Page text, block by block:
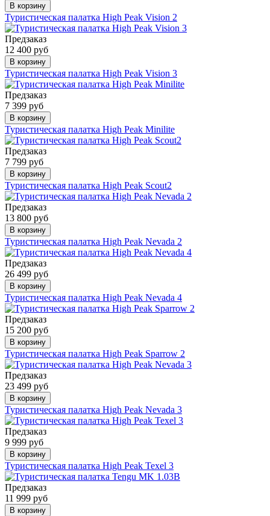
В корзину
Туристическая палатка High Peak Vision 2
Предзаказ
12 400 руб
В корзину
Туристическая палатка High Peak Vision 3
Предзаказ
7 399 руб
В корзину
Туристическая палатка High Peak Minilite
Предзаказ
7 799 руб
В корзину
Туристическая палатка High Peak Scout2
Предзаказ
13 800 руб
В корзину
Туристическая палатка High Peak Nevada 2
Предзаказ
26 499 руб
В корзину
Туристическая палатка High Peak Nevada 4
Предзаказ
15 200 руб
В корзину
Туристическая палатка High Peak Sparrow 2
Предзаказ
23 499 руб
В корзину
Туристическая палатка High Peak Nevada 3
Предзаказ
9 999 руб
В корзину
Туристическая палатка High Peak Texel 3
Предзаказ
11 999 руб
В корзину